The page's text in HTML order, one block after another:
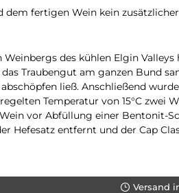
fertigen Wein kein
Weinbergs des kühlen Elgin
Traubengut am ganzen Bund
ließ. Anschließend
Temperatur von 15°C
vor Abfüllung einer
Hefesatz entfernt und der Cap
Versand